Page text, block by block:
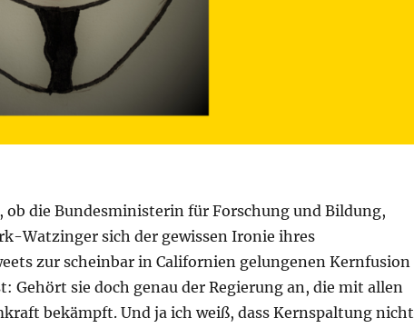
ob die Bundesministerin für Forschung und Bildung,
Watzinger sich der gewissen Ironie ihres
zur scheinbar in Californien gelungenen Kernfusion
Gehört sie doch genau der Regierung an, die mit allen
bekämpft. Und ja ich weiß, dass Kernspaltung nicht